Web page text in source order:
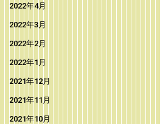
2022年4月
2022年3月
2022年2月
2022年1月
2021年12月
2021年11月
2021年10月